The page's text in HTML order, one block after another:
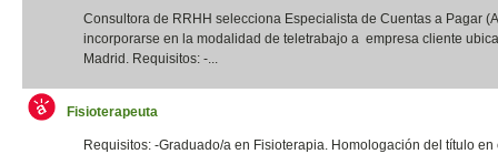
Consultora de RRHH selecciona Especialista de Cuentas a Pagar
incorporarse en la modalidad de teletrabajo a empresa cliente
Madrid. Requisitos: -...
Fisioterapeuta
Requisitos: -Graduado/a en Fisioterapia. Homologación del título en